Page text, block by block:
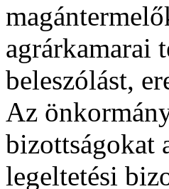
agrárkamarai
beleszólást,
Az
bizottságokat
legeltetési